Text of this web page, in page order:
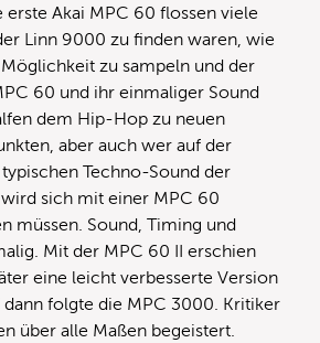
erste Akai MPC 60 flossen viele
Linn 9000 zu finden waren, wie
Möglichkeit zu sampeln und der
60 und ihr einmaliger Sound
dem Hip-Hop zu neuen
aber auch wer auf der
Techno-Sound der
sich mit einer MPC 60
müssen. Sound, Timing und
Mit der MPC 60 II erschien
eine leicht verbesserte Version
folgte die MPC 3000. Kritiker
über alle Maßen begeistert.